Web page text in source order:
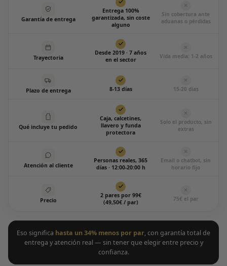
Garantía de entrega
Entrega 100%
garantizada, sin coste
alguno
Sin cobertura ante
aduanas o pérdidas
Trayectoria
Desde 2019 · 7 años
en el sector
Vida media: 1-2 años
Plazo de entrega 8-13 días 15-20 días
Qué incluye tu pedido
Caja, calcetines,
llavero y funda
protectora
Solo el producto, sin
extras
Atención al cliente
Personas reales, 365
días · 12:00-20:00 h
Email o chatbot, sin
horario fijo
Precio
2 pares por 99€
(49,50€ / par)
75€ el par
Eso significa hasta un 34% menos por par, con garantía total de
entrega y atención real — sin tener que elegir entre precio y
confianza.